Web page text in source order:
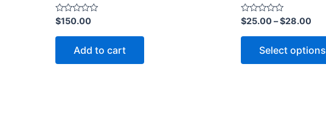
Rated
0
out
$150.00
Add to cart
Rated
0
out
$25.00–$28.00
Select options